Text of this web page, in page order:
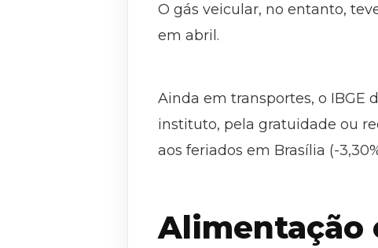
O gás veicular, no entanto,
em abril.
Ainda em transportes, o IBGE
instituto, pela gratuidade ou
aos feriados em Brasília (-
Alimentação